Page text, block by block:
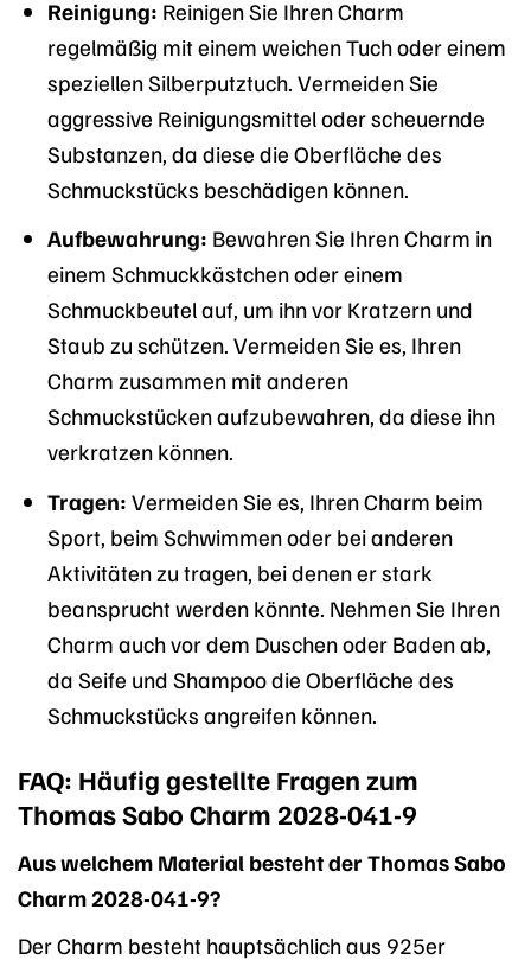
Reinigung: Reinigen Sie Ihren Charm
regelmäßig mit einem weichen Tuch oder einem
speziellen Silberputztuch. Vermeiden Sie
aggressive Reinigungsmittel oder scheuernde
Substanzen, da diese die Oberfläche des
Schmuckstücks beschädigen können.
Aufbewahrung: Bewahren Sie Ihren Charm in
einem Schmuckkästchen oder einem
Schmuckbeutel auf, um ihn vor Kratzern und
Staub zu schützen. Vermeiden Sie es, Ihren
Charm zusammen mit anderen
Schmuckstücken aufzubewahren, da diese ihn
verkratzen können.
Tragen: Vermeiden Sie es, Ihren Charm beim
Sport, beim Schwimmen oder bei anderen
Aktivitäten zu tragen, bei denen er stark
beansprucht werden könnte. Nehmen Sie Ihren
Charm auch vor dem Duschen oder Baden ab,
da Seife und Shampoo die Oberfläche des
Schmuckstücks angreifen können.
FAQ: Häufig gestellte Fragen zum
Thomas Sabo Charm 2028-041-9
Aus welchem Material besteht der Thomas Sabo
Charm 2028-041-9?
Der Charm besteht hauptsächlich aus 925er